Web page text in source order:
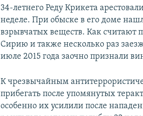
34-летнего Реду Крикета
неделе. При обыске в его доме
взрывчатых веществ. Как считают
Сирию и также несколько раз
июле 2015 года заочно признали
К чрезвычайным
прибегать после упомянутых
особенно их усилили после